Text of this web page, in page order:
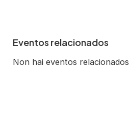
Eventos relacionados
Non hai eventos relacionados